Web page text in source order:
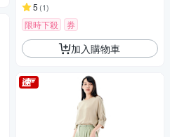
5 (1)
限時下殺 券
加入購物車